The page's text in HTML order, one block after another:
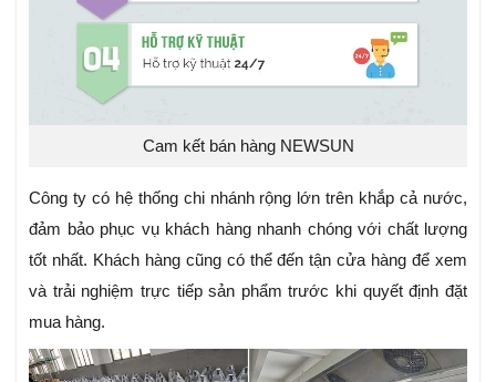
Cam kết bán hàng NEWSUN
Công ty có hệ thống chi nhánh rộng lớn trên khắp cả nước,
đảm bảo phục vụ khách hàng nhanh chóng với chất lượng
tốt nhất. Khách hàng cũng có thể đến tận cửa hàng để xem
và trải nghiệm trực tiếp sản phẩm trước khi quyết định đặt
mua hàng.